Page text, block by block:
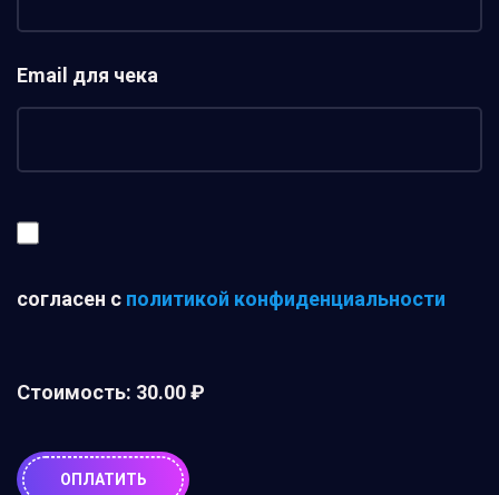
Email для чека
согласен с политикой конфиденциальности
Стоимость: 30.00 ₽
ОПЛАТИТЬ